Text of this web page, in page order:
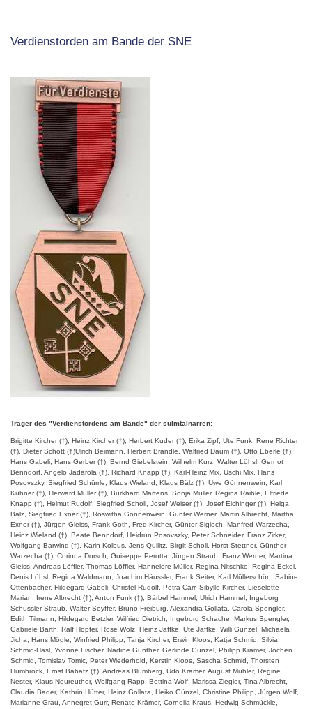
Verdienstorden am Bande der SNE
Träger des "Verdienstordens am Bande" der sulmtalnarren:
Brigitte Kircher (†), Heinz Kircher (†), Herbert Kuder (†), Erika Zipf, Ute Funk, Rene Richter
(†), Dieter Schott (†)Ulrich Beimann, Herbert Brändle, Walfried Daum (†), Otto Eberle (†),
Hans Gabeli, Hans Gerber (†), Bernd Giebelstein, Wilhelm Kurz, Walter Löhsl, Gernot
Benndorf, Angelo Jadarola (†), Richard Knapp (†), Karl-Heinz Mix, Uschi Mix, Hans
Posovszky, Siegfried Schürrle, Klaus Wieland, Klaus Bälz (†), Uwe Gönnenwein, Karl
Kühner (†), Herward Müller (†), Burkhard Märtens, Sonja Müller, Regina Raible, Elfriede
Knapp (†), Helmut Rudolf, Siegfried Scholl, Josef Weiser (†), Josef Eichinger (†), Helga
Bälz, Siegfried Exner (†), Roswitha Gönnenwein, Gunter Werner, Martin Albrecht, Martha
Exner (†), Jürgen Gleiss, Frank Goth, Fred Kircher, Günter Sigloch, Manfred Warzecha,
Heinz Wieland (†), Beate Benndorf, Heidrun Posovszky, Peter Schneider, Franz Zirker,
Wolfgang Barwind (†), Karin Kolbus, Jens Quilitz, Birgit Scholl, Horst Stettner, Günther
Warzecha (†), Corinna Dorsch, Guiseppe Perotta, Jürgen Straub, Franz Werner, Martina
Gleiss, Andreas Löffler, Thomas Löffler, Hannelore Müller, Regina Nitschke, Regina Eckel,
Denis Löhsl, Regina Waldmann, Joachim Häussler, Frank Seiter, Karl Müllerschön, Sabine
Ottenbacher, Hildegard Gabeli, Christel Rudolf, Petra Carr, Sibylle Kircher, Lieselotte
Marian, Irene Albrecht (†), Anton Funk (†), Bärbel Hammel, Ulrich Hammel, Ingeborg
Schüssler-Straub, Walter Seyffer, Bruno Freiburg, Alexandra Gollata, Carola Spengler,
Edith Tilmann, Hildegard Betzler, Wilfried Dietrich, Ingeborg Schache, Markus Spengler,
Gabriele Barth, Ralf Höpfer, Rose Wolz, Heinz Jaffke, Ute Jaffke, Willi Günzel, Michaela
Jicha, Hans Mögle, Winfried Philipp, Tanja Kircher, Erwin Kloos, Katja Schmid, Silvia
Schmid-Hasl, Yvonne Fischer, Nadine Günther, Gerlinde Günzel, Philipp Krämer, Jochen
Schmid, Tomislav Tomic, Peter Wiederhold, Kerstin Kloos, Sascha Schmid, Thorsten
Humbrock, Ernst Babatz (†), Andreas Blumberg, Udo Krämer, August Muhler, Regine
Nester, Klaus Neureuther, Wolfgang Rapp, Bettina Wolf, Marissa Ziegler, Tina Albrecht,
Claudia Bader, Kathrin Hütter, Heinz Gollata, Heiko Günzel, Christine Philipp, Jürgen Wolf,
Marianne Grau, Annegret Gurr, Renate Krämer, Cornelia Kraus, Hedwig Schmückle,